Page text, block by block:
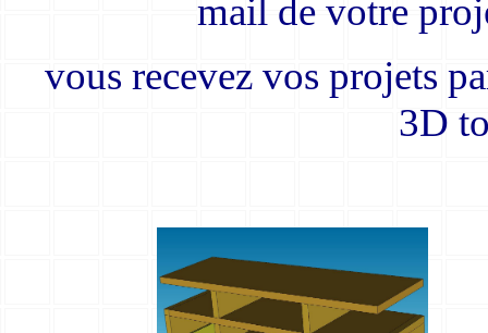
mail de votre
vous recevez vos projets
3D